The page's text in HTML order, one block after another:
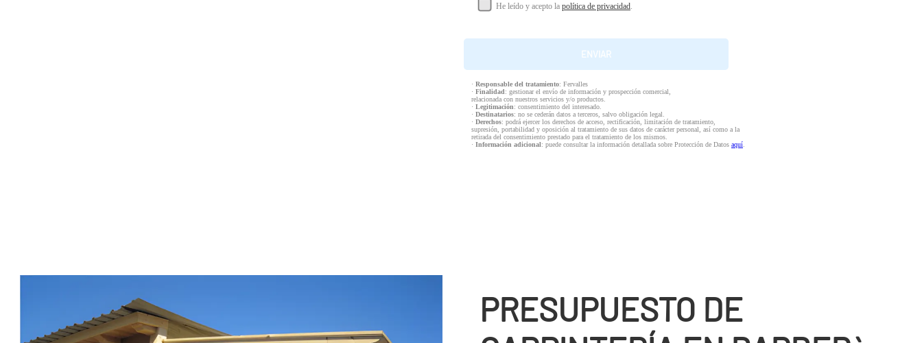
He leído y acepto la política de privacidad.
· Responsable del tratamiento: Fervalles
· Finalidad: gestionar el envío de información y prospección comercial,
relacionada con nuestros servicios y/o productos.
· Legitimación: consentimiento del interesado.
· Destinatarios: no se cederán datos a terceros, salvo obligación legal.
· Derechos: podrá ejercer los derechos de acceso, rectificación, limitación de tratamiento,
supresión, portabilidad y oposición al tratamiento de sus datos de carácter personal, así como a la
retirada del consentimiento prestado para el tratamiento de los mismos.
· Información adicional: puede consultar la información detallada sobre Protección de Datos aquí.
PRESUPUESTO DE